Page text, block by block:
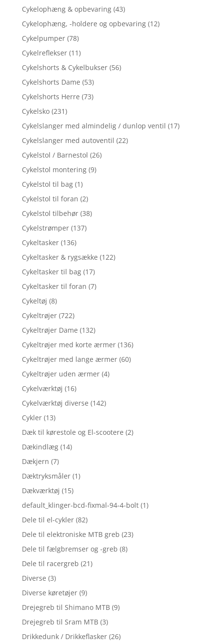
Cykelophæng & opbevaring (43)
Cykelophæng, -holdere og opbevaring (12)
Cykelpumper (78)
Cykelreflekser (11)
Cykelshorts & Cykelbukser (56)
Cykelshorts Dame (53)
Cykelshorts Herre (73)
Cykelsko (231)
Cykelslanger med almindelig / dunlop ventil (17)
Cykelslanger med autoventil (22)
Cykelstol / Barnestol (26)
Cykelstol montering (9)
Cykelstol til bag (1)
Cykelstol til foran (2)
Cykelstol tilbehør (38)
Cykelstrømper (137)
Cykeltasker (136)
Cykeltasker & rygsække (122)
Cykeltasker til bag (17)
Cykeltasker til foran (7)
Cykeltøj (8)
Cykeltrøjer (722)
Cykeltrøjer Dame (132)
Cykeltrøjer med korte ærmer (136)
Cykeltrøjer med lange ærmer (60)
Cykeltrøjer uden ærmer (4)
Cykelværktøj (16)
Cykelværktøj diverse (142)
Cykler (13)
Dæk til kørestole og El-scootere (2)
Dækindlæg (14)
Dækjern (7)
Dæktryksmåler (1)
Dækværktøj (15)
default_klinger-bcd-fixmal-94-4-bolt (1)
Dele til el-cykler (82)
Dele til elektroniske MTB greb (23)
Dele til fælgbremser og -greb (8)
Dele til racergreb (21)
Diverse (3)
Diverse køretøjer (9)
Drejegreb til Shimano MTB (9)
Drejegreb til Sram MTB (3)
Drikkedunk / Drikkeflasker (26)